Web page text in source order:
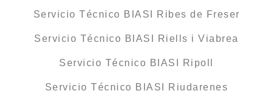
Servicio Técnico BIASI Ribes de Freser
Servicio Técnico BIASI Riells i Viabrea
Servicio Técnico BIASI Ripoll
Servicio Técnico BIASI Riudarenes